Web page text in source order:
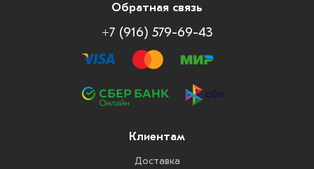
Обратная связь
+7 (916) 579-69-43
Клиентам
Доставка